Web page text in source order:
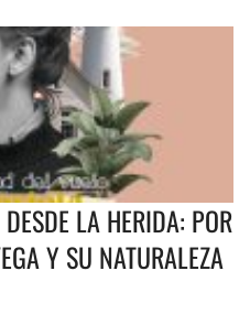
LA HERIDA: POR
Y SU NATURALEZA